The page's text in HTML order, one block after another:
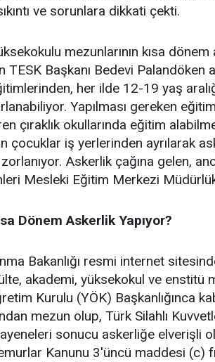
ve sorunlara dikkati çekti.
mezunlarının kısa
TESK Başkanı Bedevi Palandöken
her ilde 12-19 yaş
Yapılması gereken
çıraklık okullarında eğitim
çocuklar iş yerlerinden ayrılarak
Askerlik çağına gelen,
Mesleki Eğitim Merkezi
Dönem Askerlik Yapıyor?
Bakanlığı resmi internet
akademi, yüksekokul ve enstitü
Kurulu (YÖK) Başkanlığınca
mezun olup, Türk Silahlı
sonucu askerliğe elverişli
Kanunu 3'üncü maddesi (c)